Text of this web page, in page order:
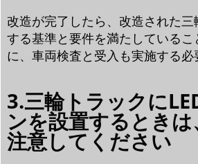
改造が完了したら、改造された
する基準と要件を満たしている
に、車両検査と受入も実施する必
3.三輪トラックに
ンを設置するとき
注意してください